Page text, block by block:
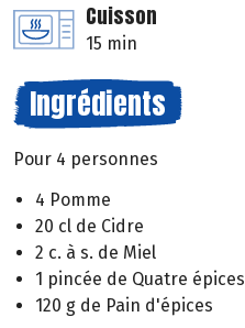
Cuisson
15 min
Ingrédients
Pour 4 personnes
4 Pomme
20 cl de Cidre
2 c. à s. de Miel
1 pincée de Quatre épices
120 g de Pain d'épices